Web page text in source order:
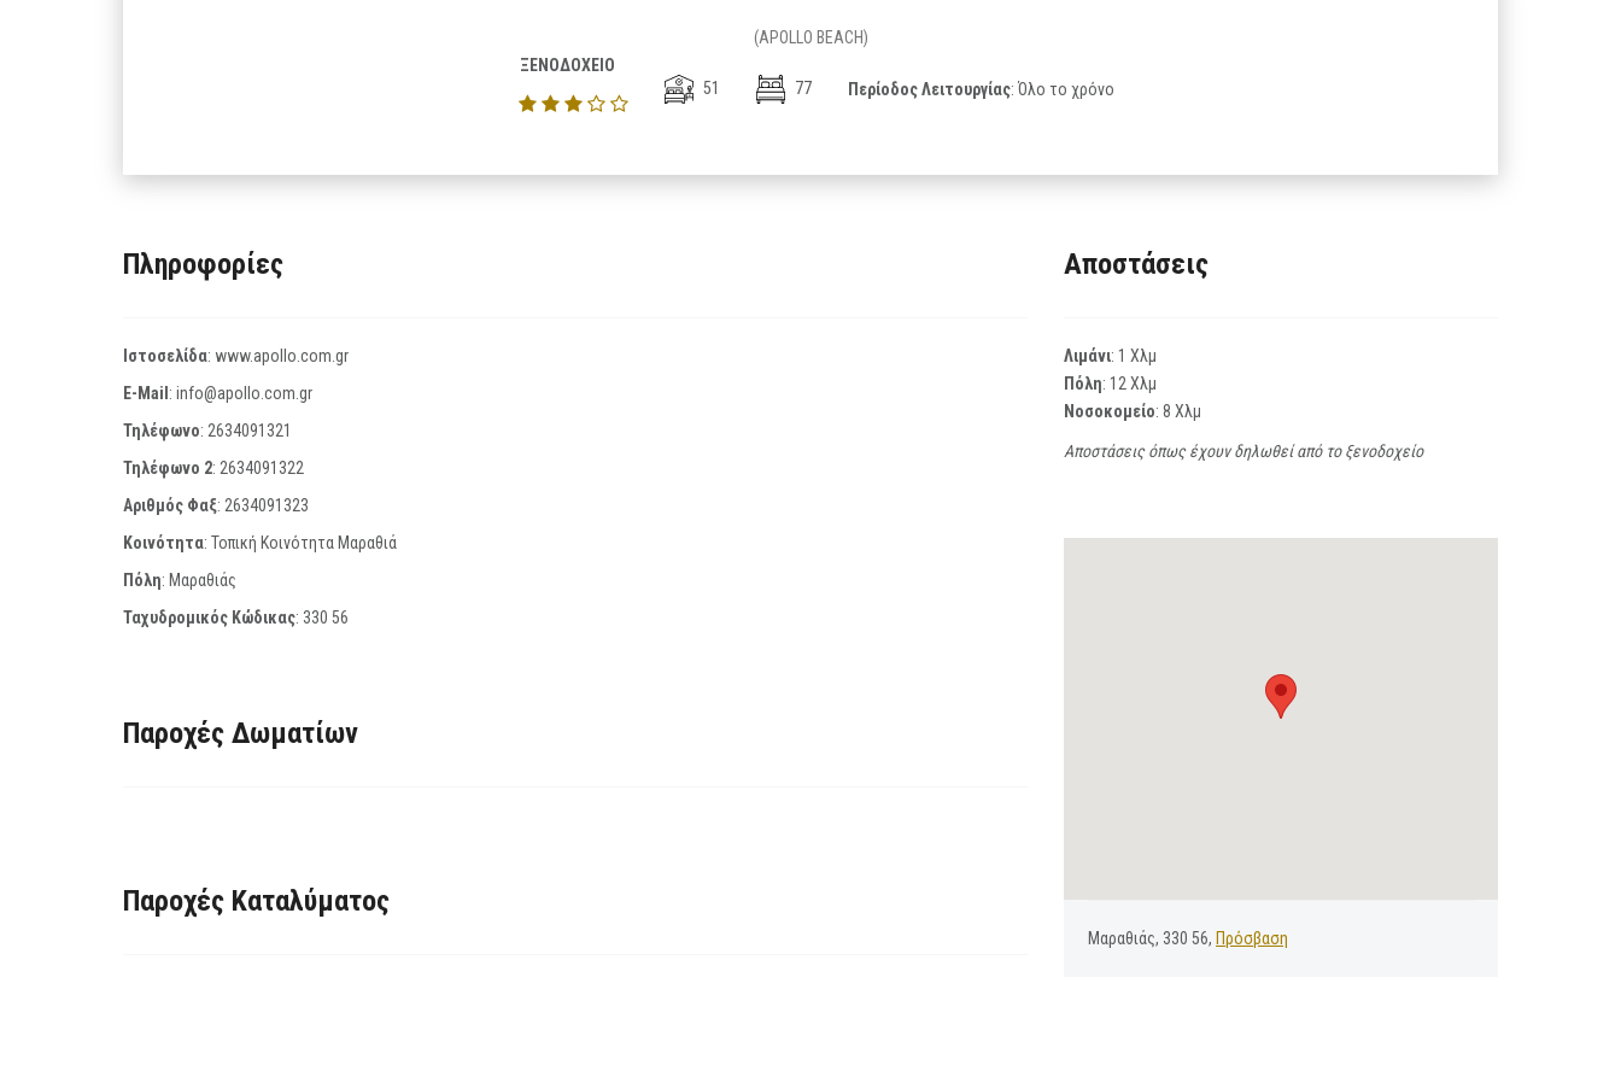
(APOLLO BEACH)
ΞΕΝΟΔΟΧΕΙΟ
51
77 Περίοδος Λειτουργίας: Όλο το χρόνο
Πληροφορίες
Ιστοσελίδα: www.apollo.com.gr
E-Mail : info@apollo.com.gr
Τηλέφωνο: 2634091321
Τηλέφωνο 2: 2634091322
Αριθμός Φαξ: 2634091323
Κοινότητα: Τοπική Κοινότητα Μαραθιά
Πόλη: Μαραθιάς
Ταχυδρομικός Κώδικας: 330 56
Παροχές Δωματίων
Παροχές Καταλύματος
Αποστάσεις
Λιμάνι: 1 Χλμ
Πόλη: 12 Χλμ
Νοσοκομείο: 8 Χλμ
Αποστάσεις όπως έχουν δηλωθεί από το ξενοδοχείο
Μαραθιάς, 330 56, Πρόσβαση